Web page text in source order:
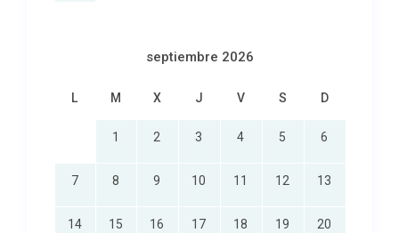
septiembre 2026
L M X J V S D
1 2 3 4 5 6
7 8 9 10 11 12 13
14 15 16 17 18 19 20